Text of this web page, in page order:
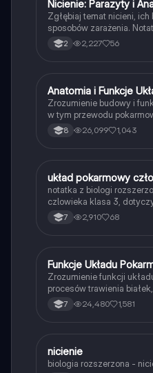
Biologia
Nicienie: Parazyty i
Zgłębiaj temat nicieni,
sposobów zarażenia.
informacje o parazytach,
układzie pokarmowym
2 2,227 56
Biologia
Anatomia i Funkcje
Zrozumienie budowy i
w tym przewodu
oraz procesów trawienia.
enzymów i mikrobiomu w
8 26,099 1,043
Biologia
układ pokarmowy
notatka z biologi
czlowieka klasa 3,
profilaktyki ukladu
7 2,910 68
Biologia
Funkcje Układu
Zrozumienie funkcji
procesów trawienia
tłuszczów. Dowiedz się o
trawiennych oraz
układu pokarmowego.
7 24,480 1,581
Biologia
nicienie
biologia rozszerzona -